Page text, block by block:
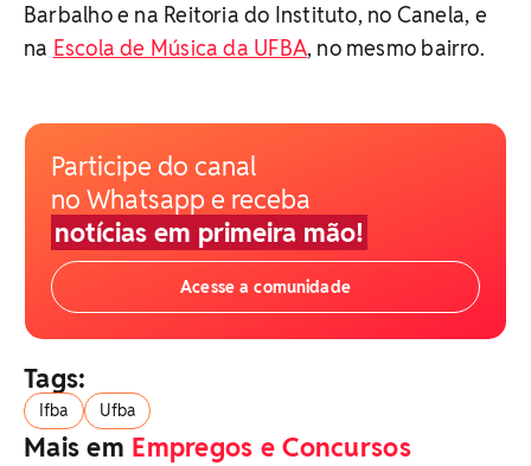
Barbalho e na Reitoria do Instituto, no Canela, e
na Escola de Música da UFBA, no mesmo bairro.
Participe do canal
no Whatsapp e receba
notícias em primeira mão!
Acesse a comunidade
Tags:
Ifba Ufba
Mais em Empregos e Concursos